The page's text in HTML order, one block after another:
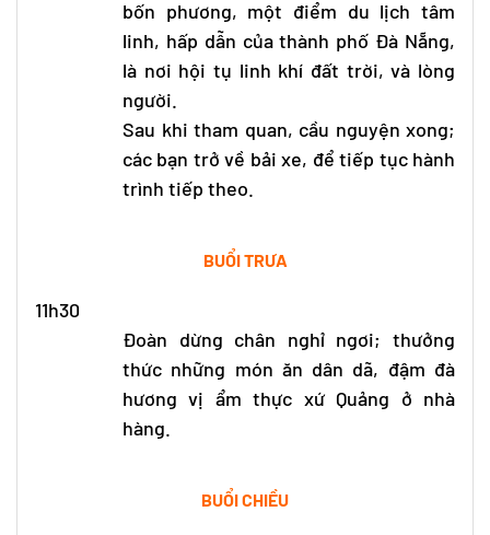
bốn phương, một điểm du lịch tâm
linh, hấp dẫn của thành phố Đà Nẵng,
là nơi hội tụ linh khí đất trời, và lòng
người.
Sau khi tham quan, cầu nguyện xong;
các bạn trở về bải xe, để tiếp tục hành
trình tiếp theo.
BUỔI TRƯA
11h30
Đoàn dừng chân nghỉ ngơi; thưởng
thức những món ăn dân dã, đậm đà
hương vị ẩm thực xứ Quảng ở nhà
hàng.
BUỔI CHIỀU